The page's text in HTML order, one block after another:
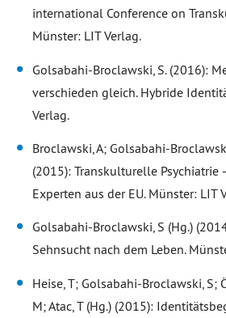
international Conference on
Münster: LIT Verlag.
Golsabahi-Broclawski, S. (2016):
verschieden gleich. Hybride
Verlag.
Broclawski, A; Golsabahi-
(2015): Transkulturelle Psychiatrie
Experten aus der EU. Münster: LIT
Golsabahi-Broclawski, S (Hg.)
Sehnsucht nach dem Leben.
Heise, T; Golsabahi-Broclawski, S;
M; Atac, T (Hg.) (2015):